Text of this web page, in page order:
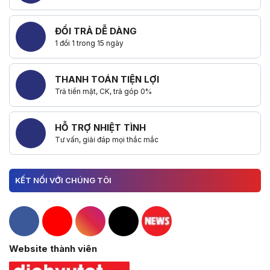
ĐỔI TRẢ DỄ DÀNG
1 đổi 1 trong 15 ngày
THANH TOÁN TIỆN LỢI
Trả tiền mặt, CK, trả góp 0%
HỖ TRỢ NHIỆT TÌNH
Tư vấn, giải đáp mọi thắc mắc
KẾT NỐI VỚI CHÚNG TÔI
Hacom Facebook
Hacom YouTube
Hacom Instagram
Hacom TikTok
Website thành viên